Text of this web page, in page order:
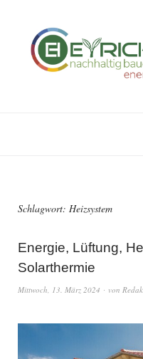
Schlagwort: Heizsystem
Energie, Lüftung,
Solarthermie
Mittwoch, 13. März 2024 von